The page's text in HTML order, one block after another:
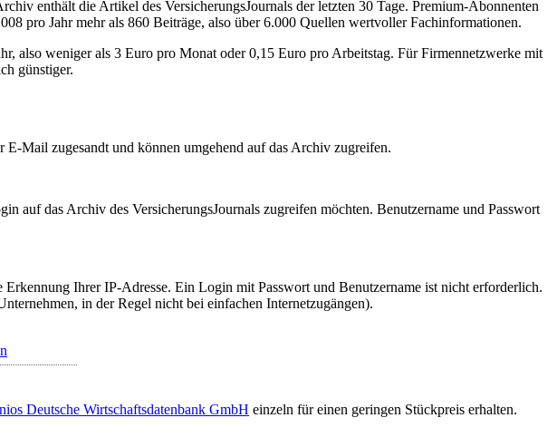
enthält die Artikel des VersicherungsJournals der letzten 30 Tage. Premium-Abonnenten
pro Jahr mehr als 860 Beiträge, also über 6.000 Quellen wertvoller Fachinformationen.
also weniger als 3 Euro pro Monat oder 0,15 Euro pro Arbeitstag. Für Firmennetzwerke mit
günstiger.
Mail zugesandt und können umgehend auf das Archiv zugreifen.
auf das Archiv des VersicherungsJournals zugreifen möchten. Benutzername und Passwort
Ihrer IP-Adresse. Ein Login mit Passwort und Benutzername ist nicht erforderlich.
in der Regel nicht bei einfachen Internetzugängen).
Deutsche Wirtschaftsdatenbank GmbH einzeln für einen geringen Stückpreis erhalten.